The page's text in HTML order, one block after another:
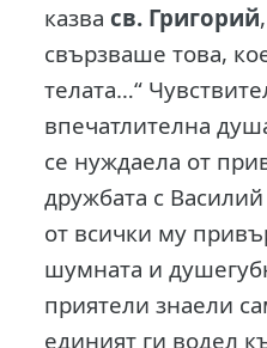
казвасв. Григорий
свързваше това,
телата…“
впечатлителна
се нуждаела от
дружбата с
от всички му
шумната и
приятели знаели
единият ги водел